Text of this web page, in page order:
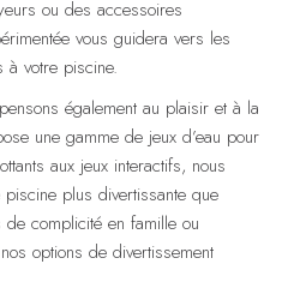
ou des accessoires
vous guidera vers les
à votre piscine.
également au plaisir et à la
une gamme de jeux d’eau pour
aux jeux interactifs, nous
plus divertissante que
complicité en famille ou
options de divertissement